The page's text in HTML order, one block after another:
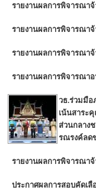
รายงานผลการพิจารณา
รายงานผลการพิจารณา
รายงานผลการพิจารณา
รายงานผลการพิจารณา
วธ.ร่วมมือ
เน้นสาระ
ส่วนกลาง
รณรงค์ลด
รายงานผลการพิจารณา
ประกาศผลการสอบคัดเ